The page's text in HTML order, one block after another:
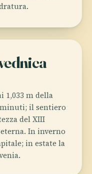
1,033 m della
il sentiero
del XIII
In inverno
in estate la